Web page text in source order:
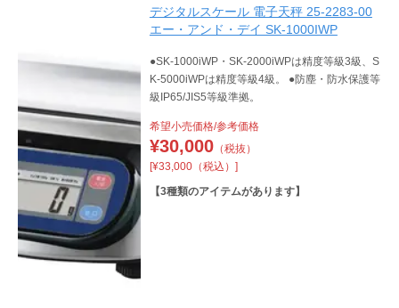
デジタルスケール 電子天秤 25-2283-00
エー・アンド・デイ SK-1000IWP
●SK-1000iWP・SK-2000iWPは精度等級3級、S
K-5000iWPは精度等級4級。 ●防塵・防水保護等
級IP65/JIS5等級準拠。
希望小売価格/参考価格
¥30,000（税抜）
[¥33,000（税込）]
【3種類のアイテムがあります】